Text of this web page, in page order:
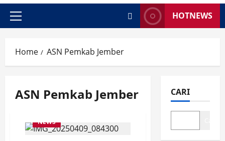
Primary
HOTNEWS
Home ASN Pemkab Jember
ASN Pemkab Jember
NEWS
CARI